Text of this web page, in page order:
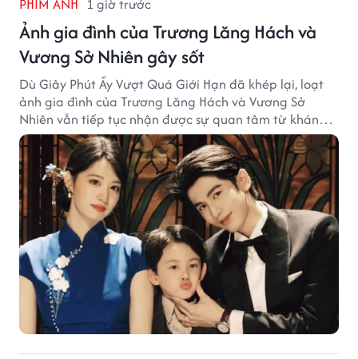
PHIM ẢNH 1 giờ trước
Ảnh gia đình của Trương Lăng Hách và
Vương Sở Nhiên gây sốt
Dù Giây Phút Ấy Vượt Quá Giới Hạn đã khép lại, loạt
ảnh gia đình của Trương Lăng Hách và Vương Sở
Nhiên vẫn tiếp tục nhận được sự quan tâm từ khán
giả.